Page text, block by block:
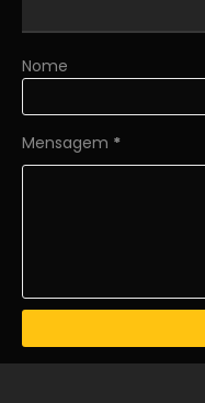
Nome
Mensagem *